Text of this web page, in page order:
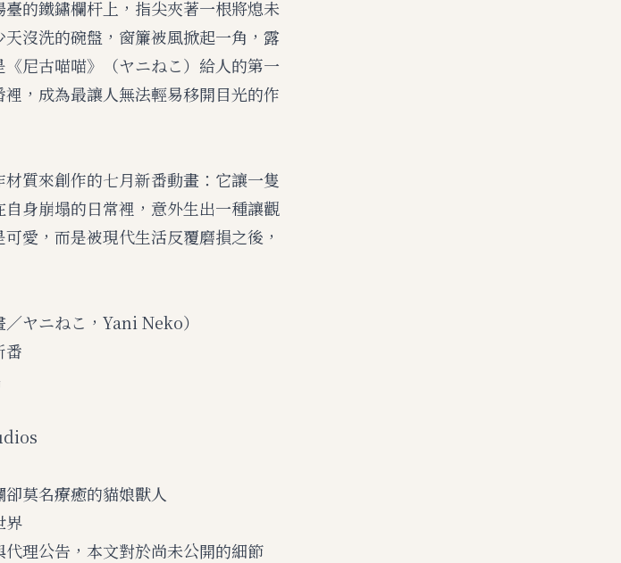
的鐵鏽欄杆上，指尖夾著一根將熄未
沒洗的碗盤，窗簾被風掀起一角，露
尼古喵喵》（ヤニねこ）給人的第一
，成為最讓人無法輕易移開目光的作
質來創作的七月新番動畫：它讓一隻
身崩塌的日常裡，意外生出一種讓觀
愛，而是被現代生活反覆磨損之後，
ヤニねこ，Yani Neko）
番
莫名療癒的貓娘獸人
界
理公告，本文對於尚未公開的細節